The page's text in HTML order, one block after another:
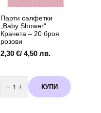
Парти салфетки
„Baby Shower“
Крачета – 20 броя
розови
2,30 €/ 4,50 лв.
количество
за
Парти
салфетки
КУПИ